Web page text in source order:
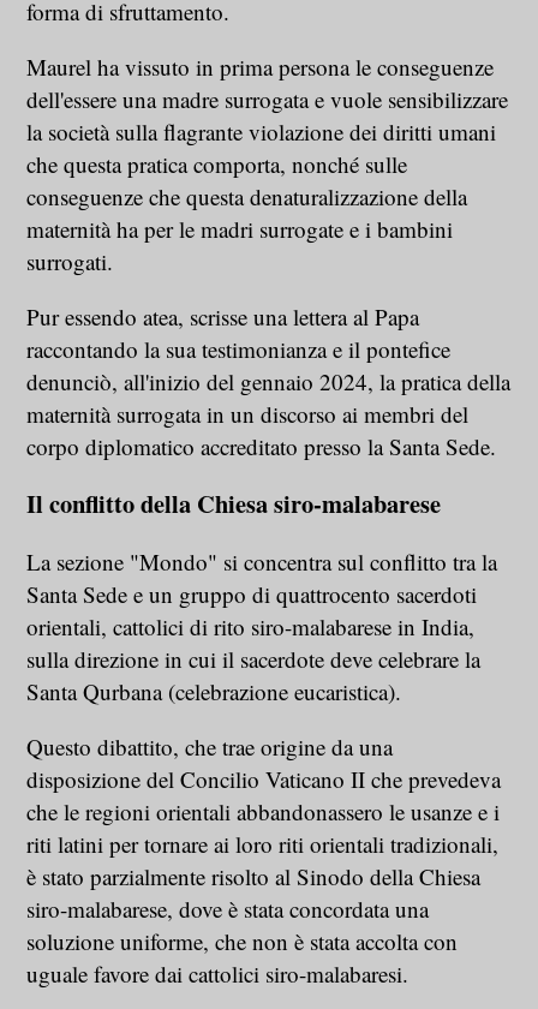
forma di sfruttamento.
Maurel ha vissuto in prima persona le conseguenze
dell'essere una madre surrogata e vuole sensibilizzare
la società sulla flagrante violazione dei diritti umani
che questa pratica comporta, nonché sulle
conseguenze che questa denaturalizzazione della
maternità ha per le madri surrogate e i bambini
surrogati.
Pur essendo atea, scrisse una lettera al Papa
raccontando la sua testimonianza e il pontefice
denunciò, all'inizio del gennaio 2024, la pratica della
maternità surrogata in un discorso ai membri del
corpo diplomatico accreditato presso la Santa Sede.
Il conflitto della Chiesa siro-malabarese
La sezione "Mondo" si concentra sul conflitto tra la
Santa Sede e un gruppo di quattrocento sacerdoti
orientali, cattolici di rito siro-malabarese in India,
sulla direzione in cui il sacerdote deve celebrare la
Santa Qurbana (celebrazione eucaristica).
Questo dibattito, che trae origine da una
disposizione del Concilio Vaticano II che prevedeva
che le regioni orientali abbandonassero le usanze e i
riti latini per tornare ai loro riti orientali tradizionali,
è stato parzialmente risolto al Sinodo della Chiesa
siro-malabarese, dove è stata concordata una
soluzione uniforme, che non è stata accolta con
uguale favore dai cattolici siro-malabaresi.